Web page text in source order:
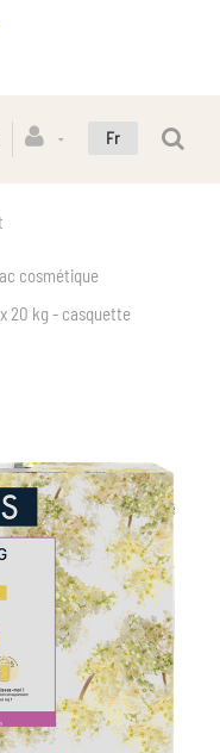
Fr
cosmétique
20 kg - casquette